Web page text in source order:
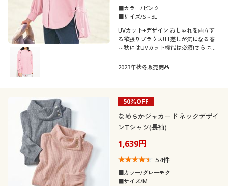
■カラー/ピンク
■サイズ/S～3L
UVカット+デザイン おしゃれを両立す
る欲張りブラウス!日差しが気になる春
～秋にはUVカット機能は必須!さらに、
+αの嬉しいデザインを備えたアイテム
なら、お出かけスタイルが決まります!
2023年秋冬販売商品
50％OFF
なめらかジャカード ネックデザイ
ンTシャツ(長袖)
1,639円
54件
■カラー/グレーモク
■サイズ/M